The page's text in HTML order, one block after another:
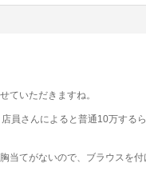
ていただきますね。
員さんによると普通10万する
てがないので、ブラウスを付